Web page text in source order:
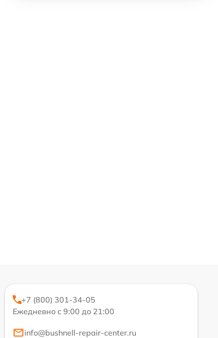
+7 (800) 301-34-05
Ежедневно с 9:00 до 21:00
info@bushnell-repair-center.ru